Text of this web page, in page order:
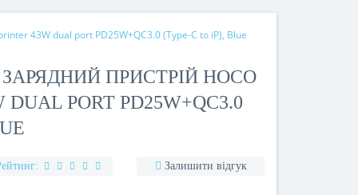
43W dual port PD25W+QC3.0 (Type-C to iP), Blue
ПРИСТРІЙ HOCO
DUAL PORT PD25W+QC3.0
Залишити відгук